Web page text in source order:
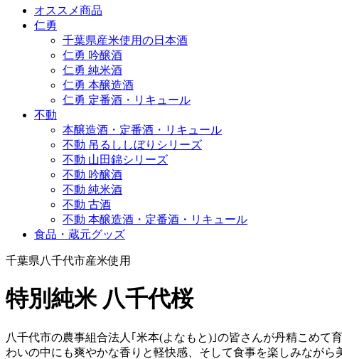
オススメ商品
仁勇
千葉県産米使用の日本酒
仁勇 吟醸酒
仁勇 純米酒
仁勇 本醸造酒
仁勇 定番酒・リキュール
不動
本醸造酒・定番酒・リキュール
不動 吊るししぼりシリーズ
不動 山田錦シリーズ
不動 吟醸酒
不動 純米酒
不動 古酒
不動 本醸造酒・定番酒・リキュール
食品・蔵元グッズ
千葉県八千代市産米使用
特別純米 八千代桜
八千代市の農事組合法人｢米本(よなもと)｣の皆さんが丹精こめ
わいの中にも爽やかな香りと軽快感、そして食事を楽しみながら